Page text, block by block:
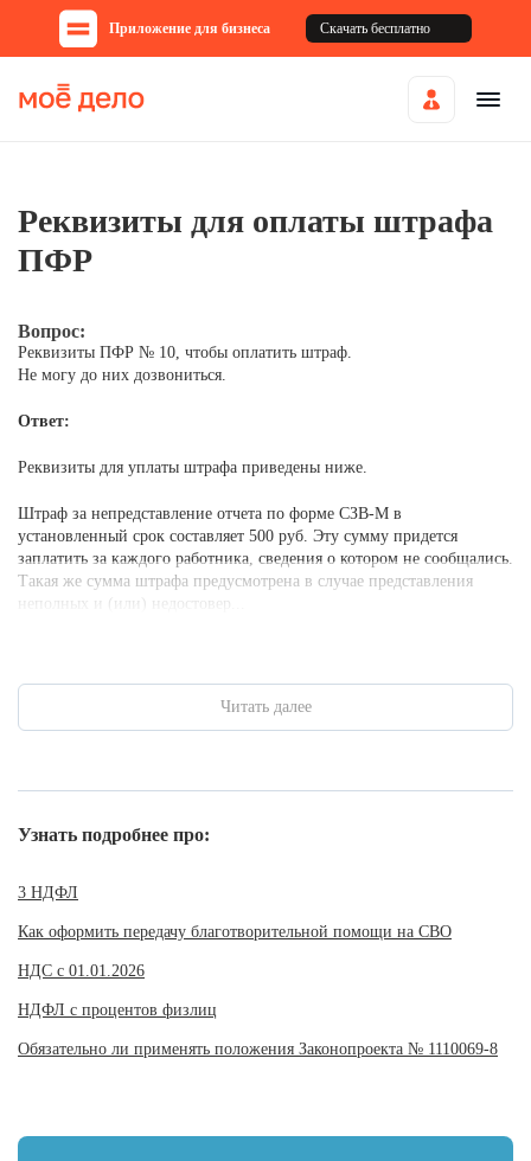
Приложение для бизнеса Скачать бесплатно
Реквизиты для оплаты штрафа
ПФР
Вопрос:
Реквизиты ПФР № 10, чтобы оплатить штраф.
Не могу до них дозвониться.
Ответ:
Реквизиты для уплаты штрафа приведены ниже.
Штраф за непредставление отчета по форме СЗВ-М в
установленный срок составляет 500 руб. Эту сумму придется
заплатить за каждого работника, сведения о котором не сообщались.
Такая же сумма штрафа предусмотрена в случае представления
неполных и (или) недостовер...
Читать далее
Узнать подробнее про:
3 НДФЛ
Как оформить передачу благотворительной помощи на СВО
НДС с 01.01.2026
НДФЛ с процентов физлиц
Обязательно ли применять положения Законопроекта № 1110069-8